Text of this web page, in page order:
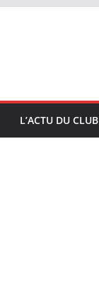
L’ACTU DU CLUB